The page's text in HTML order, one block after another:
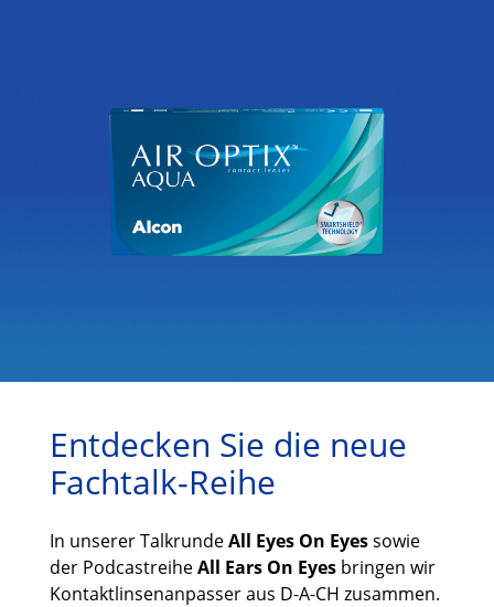
Entdecken Sie die neue
Fachtalk-Reihe
In unserer TalkrundeAll Eyes On Eyessowie
der PodcastreiheAll Ears On Eyesbringen wir
Kontaktlinsenanpasser aus D-A-CH zusammen.